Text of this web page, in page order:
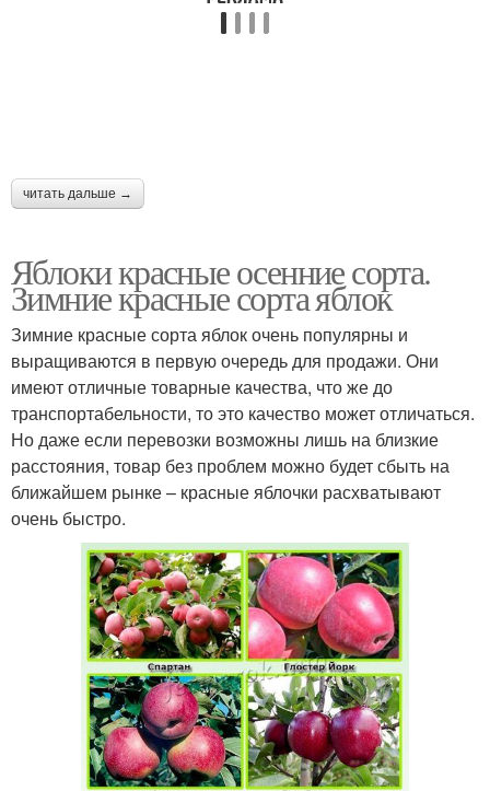
читать дальше →
Яблоки красные осенние сорта.
Зимние красные сорта яблок
Зимние красные сорта яблок очень популярны и
выращиваются в первую очередь для продажи. Они
имеют отличные товарные качества, что же до
транспортабельности, то это качество может отличаться.
Но даже если перевозки возможны лишь на близкие
расстояния, товар без проблем можно будет сбыть на
ближайшем рынке – красные яблочки расхватывают
очень быстро.